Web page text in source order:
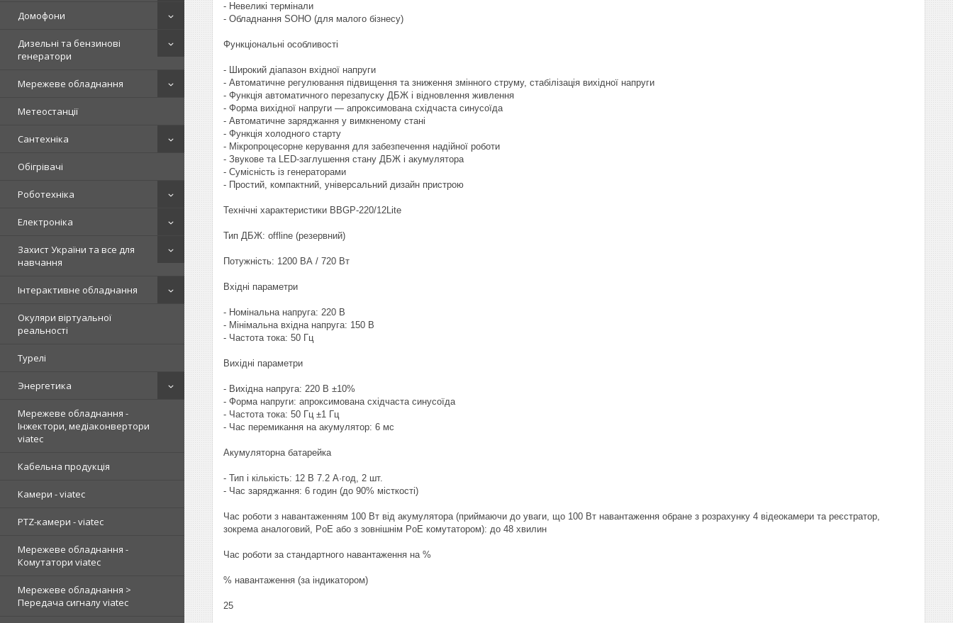
Домофони
Дизельні та бензинові
генератори
Мережеве обладнання
Метеостанції
Сантехніка
Обігрівачі
Роботехніка
Електроніка
Захист України та все для
навчання
Інтерактивне обладнання
Окуляри віртуальної
реальності
Турелі
Энергетика
Мережеве обладнання -
Інжектори, медіаконвертори
viatec
Кабельна продукція
Камери - viatec
PTZ-камери - viatec
Мережеве обладнання -
Комутатори viatec
Мережеве обладнання >
Передача сигналу viatec
- Невеликі термінали
- Обладнання SOHO (для малого бізнесу)
Функціональні особливості
- Широкий діапазон вхідної напруги
- Автоматичне регулювання підвищення та зниження змінного струму, стабілізація вихідної напруги
- Функція автоматичного перезапуску ДБЖ і відновлення живлення
- Форма вихідної напруги — апроксимована східчаста синусоїда
- Автоматичне заряджання у вимкненому стані
- Функція холодного старту
- Мікропроцесорне керування для забезпечення надійної роботи
- Звукове та LED-заглушення стану ДБЖ і акумулятора
- Сумісність із генераторами
- Простий, компактний, універсальний дизайн пристрою
Технічні характеристики BBGP-220/12Lite
Тип ДБЖ: offline (резервний)
Потужність: 1200 ВА / 720 Вт
Вхідні параметри
- Номінальна напруга: 220 В
- Мінімальна вхідна напруга: 150 В
- Частота тока: 50 Гц
Вихідні параметри
- Вихідна напруга: 220 В ±10%
- Форма напруги: апроксимована східчаста синусоїда
- Частота тока: 50 Гц ±1 Гц
- Час перемикання на акумулятор: 6 мс
Акумуляторна батарейка
- Тип і кількість: 12 В 7.2 А·год, 2 шт.
- Час заряджання: 6 годин (до 90% місткості)
Час роботи з навантаженням 100 Вт від акумулятора (приймаючи до уваги, що 100 Вт навантаження обране з розрахунку 4 відеокамери та реєстратор,
зокрема аналоговий, PoE або з зовнішнім PoE комутатором): до 48 хвилин
Час роботи за стандартного навантаження на %
% навантаження (за індикатором)
25